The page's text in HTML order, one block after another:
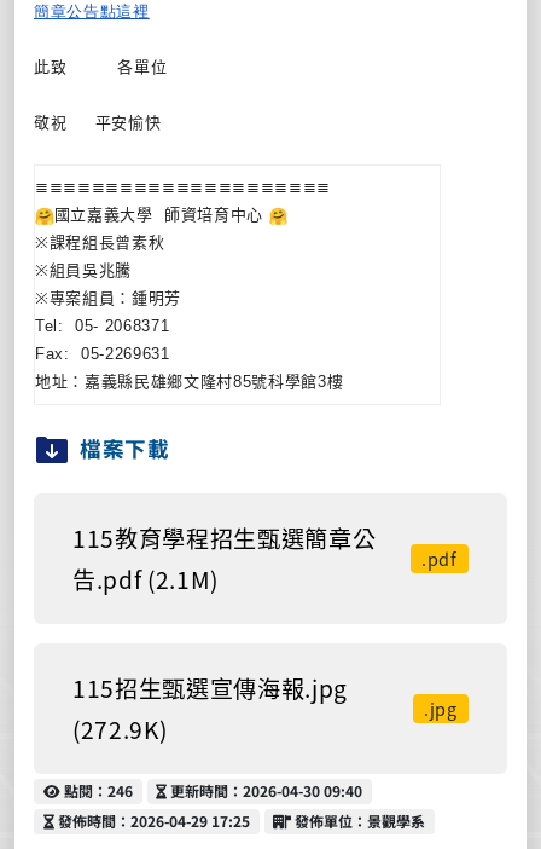
簡章公告點這裡
此致 各單位
敬祝 平安愉快
≣≣≣≣≣≣≣≣≣≣≣≣≣≣≣≣≣≣≣≣≣
國立嘉義大學
師資培育中心
※課程組長曾素秋
※組員吳兆騰
※專案組員：鍾明芳
Tel: 05- 2068371
Fax: 05-2269631
地址：嘉義縣民雄鄉文隆村85號科學館3樓
檔案下載
115教育學程招生甄選簡章公
告.pdf (2.1M)
.pdf
115招生甄選宣傳海報.jpg
(272.9K)
.jpg
點閱
點閱：246 更新時間
更新時間：2026-04-30 09:40
發佈時間
發佈時間：2026-04-29 17:25 發佈單位
發佈單位：景觀學系